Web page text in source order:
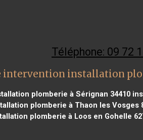
Téléphone: 09 72
intervention installation
plomberie à Sérignan 34410
plomberie à Thaon les Vosges
plomberie à Loos en Gohelle